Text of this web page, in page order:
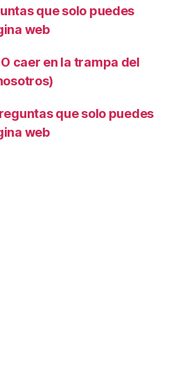
que solo puedes
web
caer en la trampa del
que solo puedes
web